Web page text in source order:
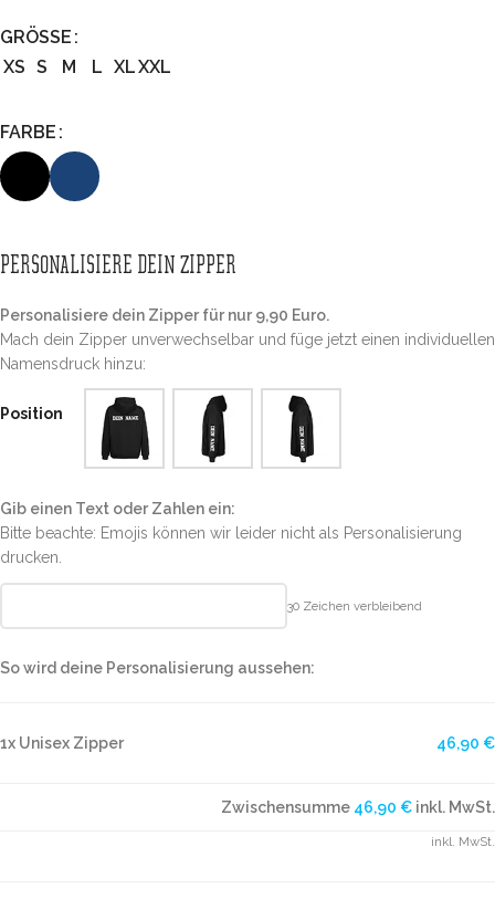
GRÖSSE
XS S M L XLXXL
FARBE
PERSONALISIERE DEIN ZIPPER
Personalisiere dein Zipper für nur 9,90 Euro.
Mach dein Zipper unverwechselbar und füge jetzt einen individuellen
Namensdruck hinzu:
Position
Gib einen Text oder Zahlen ein:
Bitte beachte: Emojis können wir leider nicht als Personalisierung
drucken.
30 Zeichen verbleibend
So wird deine Personalisierung aussehen:
1x Unisex Zipper 46,90 €
Zwischensumme 46,90 € inkl. MwSt.
inkl. MwSt.